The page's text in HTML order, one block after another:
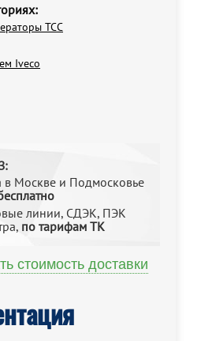
ТСС
Iveco
в Москве и Подмосковье
линии, СДЭК, ПЭК
по тарифам ТК
стоимость доставки